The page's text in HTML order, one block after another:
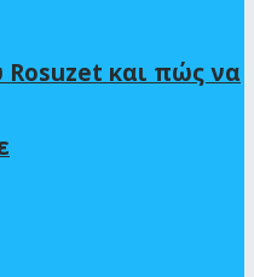
Rosuzet και πώς να